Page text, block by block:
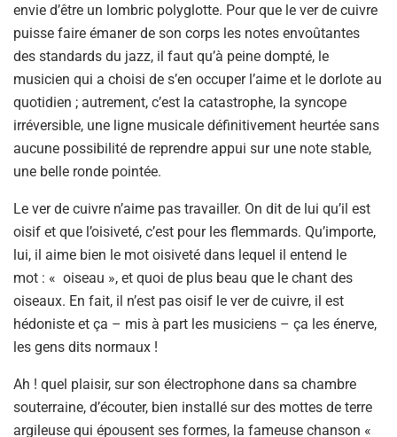
envie d’être un lombric polyglotte. Pour que le ver de cuivre
puisse faire émaner de son corps les notes envoûtantes
des standards du jazz, il faut qu’à peine dompté, le
musicien qui a choisi de s’en occuper l’aime et le dorlote au
quotidien ; autrement, c’est la catastrophe, la syncope
irréversible, une ligne musicale définitivement heurtée sans
aucune possibilité de reprendre appui sur une note stable,
une belle ronde pointée.
Le ver de cuivre n’aime pas travailler. On dit de lui qu’il est
oisif et que l’oisiveté, c’est pour les flemmards. Qu’importe,
lui, il aime bien le mot oisiveté dans lequel il entend le
mot : « oiseau », et quoi de plus beau que le chant des
oiseaux. En fait, il n’est pas oisif le ver de cuivre, il est
hédoniste et ça – mis à part les musiciens – ça les énerve,
les gens dits normaux !
Ah ! quel plaisir, sur son électrophone dans sa chambre
souterraine, d’écouter, bien installé sur des mottes de terre
argileuse qui épousent ses formes, la fameuse chanson «